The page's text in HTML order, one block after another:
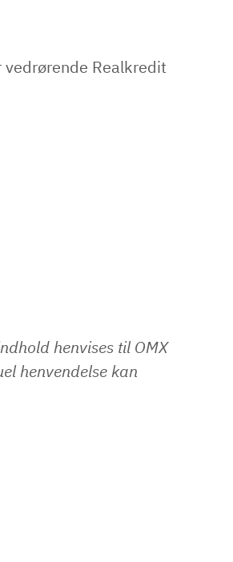
Realkredit
henvises til OMX
henvendelse kan